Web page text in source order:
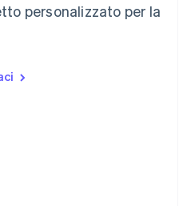
personalizzato per la